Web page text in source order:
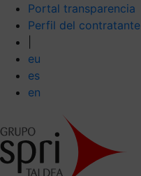
Portal transparencia
Perfil del contratante
eu
es
en